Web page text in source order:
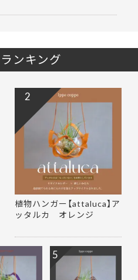
ンキング
植物ハンガー【attaluca】ア
ッタルカ オレンジ
2
5